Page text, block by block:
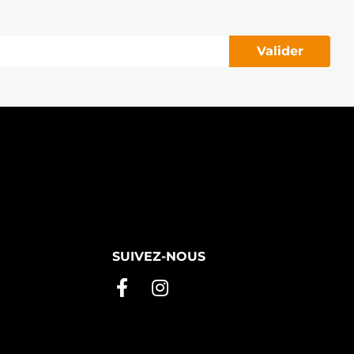
Valider
SUIVEZ-NOUS